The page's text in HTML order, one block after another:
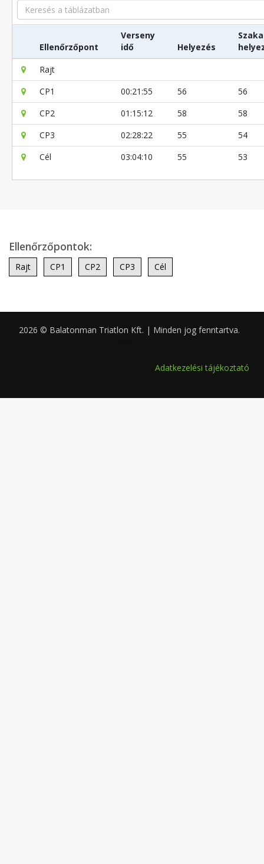
Search
Ellenőrzőpont
Verseny
idő
Helyezés
Rajt
CP1
00:21:55 56
56
CP2
01:15:12 58
58
CP3
02:28:22 55
54
Cél
03:04:10 55 53
Ellenőrzőpontok:
Rajt CP1 CP2 CP3 Cél
2026 © Balatonman Triatlon Kft. | Minden jog fenntartva.
Adatkezelési tájékoztató